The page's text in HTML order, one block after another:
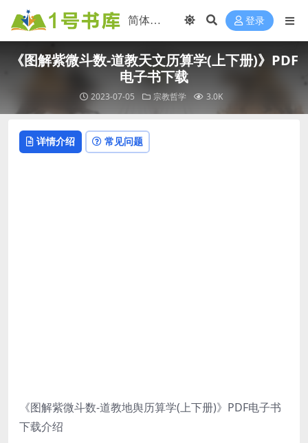
登录
《图解紫微斗数-道教天文历算学(上下册)》PDF
电子书下载
2023-07-05 宗教哲学 3.0K
详情介绍 常见问题
《图解紫微斗数-道教地舆历算学(上下册)》PDF电子书
下载介绍